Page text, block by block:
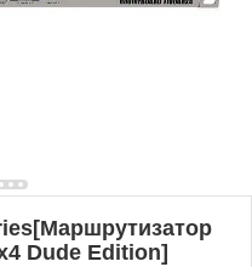
Dude Edition]